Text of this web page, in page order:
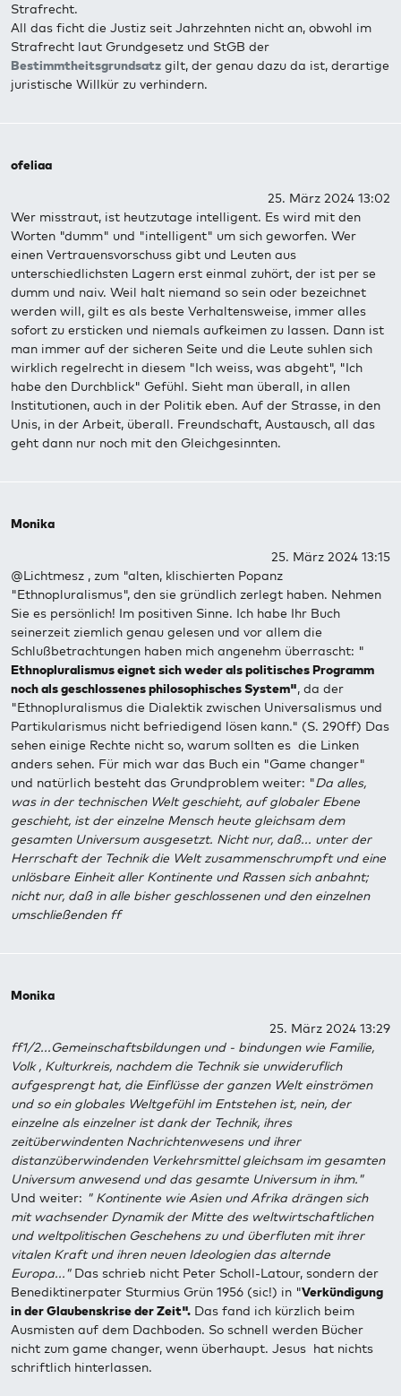
Strafrecht.
All das ficht die Justiz seit Jahrzehnten nicht an, obwohl im
Strafrecht laut Grundgesetz und StGB der
Bestimmtheitsgrundsatz gilt, der genau dazu da ist, derartige
juristische Willkür zu verhindern.
ofeliaa
25. März 2024 13:02
Wer misstraut, ist heutzutage intelligent. Es wird mit den
Worten "dumm" und "intelligent" um sich geworfen. Wer
einen Vertrauensvorschuss gibt und Leuten aus
unterschiedlichsten Lagern erst einmal zuhört, der ist per se
dumm und naiv. Weil halt niemand so sein oder bezeichnet
werden will, gilt es als beste Verhaltensweise, immer alles
sofort zu ersticken und niemals aufkeimen zu lassen. Dann ist
man immer auf der sicheren Seite und die Leute suhlen sich
wirklich regelrecht in diesem "Ich weiss, was abgeht", "Ich
habe den Durchblick" Gefühl. Sieht man überall, in allen
Institutionen, auch in der Politik eben. Auf der Strasse, in den
Unis, in der Arbeit, überall. Freundschaft, Austausch, all das
geht dann nur noch mit den Gleichgesinnten.
Monika
25. März 2024 13:15
@Lichtmesz , zum "alten, klischierten Popanz
"Ethnopluralismus", den sie gründlich zerlegt haben. Nehmen
Sie es persönlich! Im positiven Sinne. Ich habe Ihr Buch
seinerzeit ziemlich genau gelesen und vor allem die
Schlußbetrachtungen haben mich angenehm überrascht: "
Ethnopluralismus eignet sich weder als politisches Programm
noch als geschlossenes philosophisches System", da der
"Ethnopluralismus die Dialektik zwischen Universalismus und
Partikularismus nicht befriedigend lösen kann." (S. 290ff) Das
sehen einige Rechte nicht so, warum sollten es die Linken
anders sehen. Für mich war das Buch ein "Game changer"
und natürlich besteht das Grundproblem weiter: "Da alles,
was in der technischen Welt geschieht, auf globaler Ebene
geschieht, ist der einzelne Mensch heute gleichsam dem
gesamten Universum ausgesetzt. Nicht nur, daß... unter der
Herrschaft der Technik die Welt zusammenschrumpft und eine
unlösbare Einheit aller Kontinente und Rassen sich anbahnt;
nicht nur, daß in alle bisher geschlossenen und den einzelnen
umschließenden ff
Monika
25. März 2024 13:29
ff1/2...Gemeinschaftsbildungen und - bindungen wie Familie,
Volk , Kulturkreis, nachdem die Technik sie unwideruflich
aufgesprengt hat, die Einflüsse der ganzen Welt einströmen
und so ein globales Weltgefühl im Entstehen ist, nein, der
einzelne als einzelner ist dank der Technik, ihres
zeitüberwindenten Nachrichtenwesens und ihrer
distanzüberwindenden Verkehrsmittel gleichsam im gesamten
Universum anwesend und das gesamte Universum in ihm."
Und weiter: " Kontinente wie Asien und Afrika drängen sich
mit wachsender Dynamik der Mitte des weltwirtschaftlichen
und weltpolitischen Geschehens zu und überfluten mit ihrer
vitalen Kraft und ihren neuen Ideologien das alternde
Europa..."Das schrieb nicht Peter Scholl-Latour, sondern der
Benediktinerpater Sturmius Grün 1956 (sic!) in "Verkündigung
in der Glaubenskrise der Zeit". Das fand ich kürzlich beim
Ausmisten auf dem Dachboden. So schnell werden Bücher
nicht zum game changer, wenn überhaupt. Jesus hat nichts
schriftlich hinterlassen.